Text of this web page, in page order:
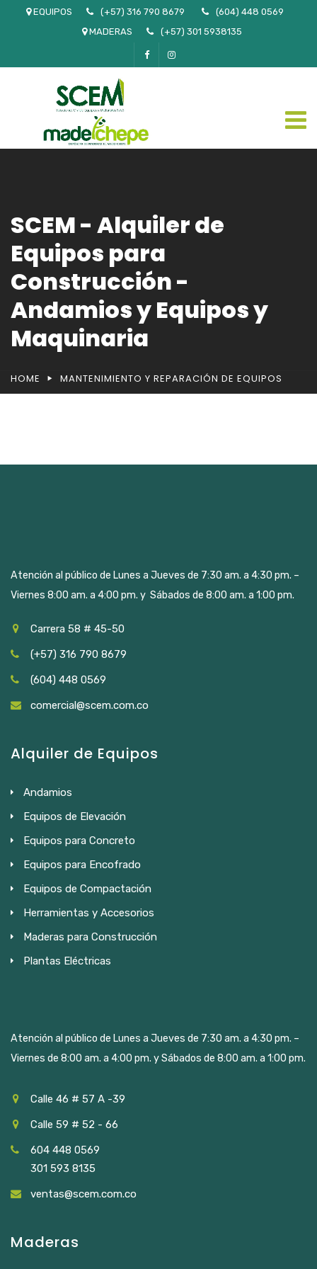
EQUIPOS (+57) 316 790 8679
(604) 448 0569
MADERAS
(+57) 301 5938135
SCEM - Alquiler de
Equipos para
Construcción -
Andamios y Equipos y
Maquinaria
HOME MANTENIMIENTO Y REPARACIÓN DE EQUIPOS
Atención al público de Lunes a Jueves de 7:30 am. a 4:30 pm. –
Viernes 8:00 am. a 4:00 pm. y Sábados de 8:00 am. a 1:00 pm.
Carrera 58 # 45-50
(+57) 316 790 8679
(604) 448 0569
comercial@scem.com.co
Alquiler de Equipos
Andamios
Equipos de Elevación
Equipos para Concreto
Equipos para Encofrado
Equipos de Compactación
Herramientas y Accesorios
Maderas para Construcción
Plantas Eléctricas
Atención al público de Lunes a Jueves de 7:30 am. a 4:30 pm. –
Viernes de 8:00 am. a 4:00 pm. y Sábados de 8:00 am. a 1:00 pm.
Calle 46 # 57 A -39
Calle 59 # 52 - 66
604 448 0569
301 593 8135
ventas@scem.com.co
Maderas